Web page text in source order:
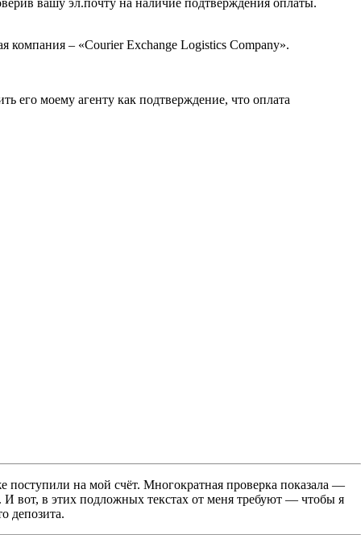
вашу эл.почту на наличие подтверждения оплаты.
компания – «Courier Exchange Logistics Company».
его моему агенту как подтверждение, что оплата
поступили на мой счёт. Многократная проверка показала —
И вот, в этих подложных текстах от меня требуют — чтобы я
депозита.